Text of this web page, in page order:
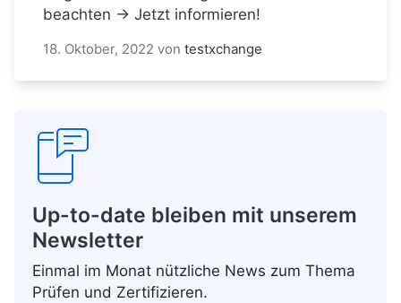
beachten → Jetzt informieren!
18. Oktober, 2022 von testxchange
Up-to-date bleiben mit unserem
Newsletter
Einmal im Monat nützliche News zum Thema
Prüfen und Zertifizieren.